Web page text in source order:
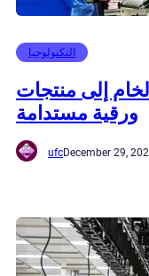
التكنولوجيا
إلى منتجات
ورقية مستدامة
ufcDecember 29,